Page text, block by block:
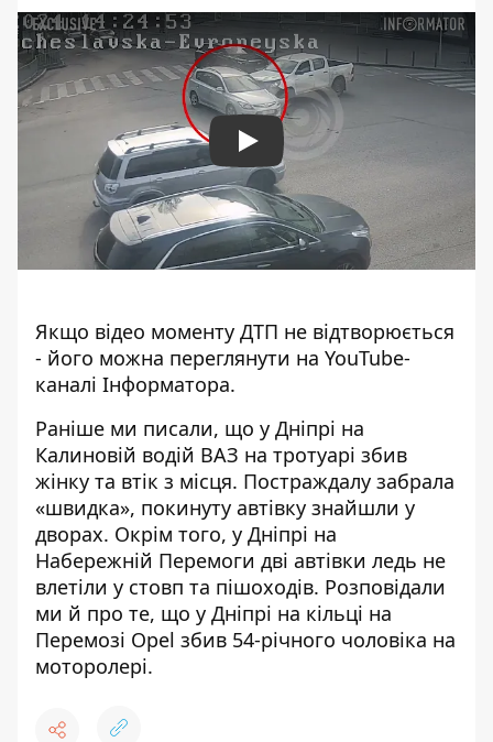
Play
Якщо відео моменту ДТП не відтворюється
- його можна переглянути на YouTube-
каналі Інформатора.
Раніше ми писали, що у Дніпрі на
Калиновій водій ВАЗ на тротуарі збив
жінку та втік з місця. Постраждалу забрала
«швидка», покинуту автівку знайшли у
дворах. Окрім того, у Дніпрі на
Набережній Перемоги дві автівки ледь не
влетіли у стовп та пішоходів. Розповідали
ми й про те, що у Дніпрі на кільці на
Перемозі Opel збив 54-річного чоловіка на
моторолері.